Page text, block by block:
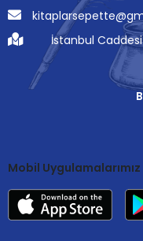
İstanbul
Mobil Uygulamalarımız